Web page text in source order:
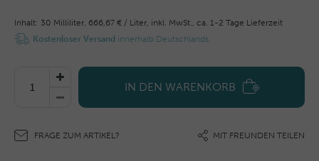
Inhalt: 30 Milliliter, 666,67 € / Liter, inkl. MwSt., ca. 1-2 Tage Lieferzeit
Kostenloser Versand innerhalb Deutschlands
IN DEN WARENKORB
FRAGE ZUM ARTIKEL? MIT FREUNDEN TEILEN